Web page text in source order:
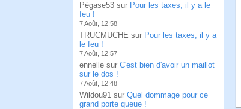
Pégase53 sur Pour les taxes, il y a le
feu !
7 Août, 12:58
TRUCMUCHE sur Pour les taxes, il y a
le feu !
7 Août, 12:57
ennelle sur C'est bien d'avoir un maillot
sur le dos !
7 Août, 12:48
Wildou91 sur Quel dommage pour ce
grand porte queue !